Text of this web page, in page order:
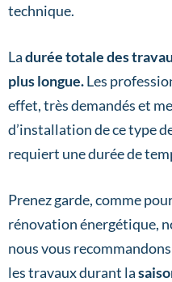
technique.
Ladurée totale des
plus longue.Les
effet, très demandés et
d’installation de ce type
requiert une durée de
Prenez garde, comme
rénovation énergétique,
nous vous
les travaux durant la